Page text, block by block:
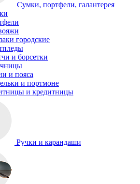
Сумки, портфели, галантерея
городские
и борсетки
и пояса
и портмоне
и кредитницы
Ручки и карандаши